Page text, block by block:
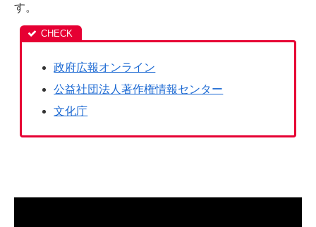
す。
政府広報オンライン
公益社団法人著作権情報センター
文化庁